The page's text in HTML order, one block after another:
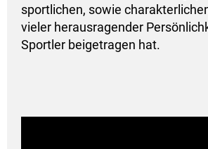
sportlichen, sowie
vieler herausragender
Sportler beigetragen hat.